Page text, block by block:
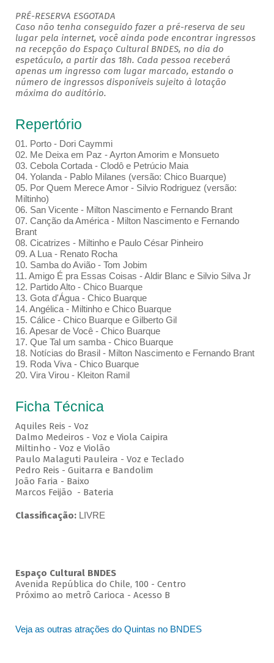
PRÉ-RESERVA ESGOTADA
Caso não tenha conseguido fazer a pré-reserva de seu
lugar pela internet, você ainda pode encontrar ingressos
na recepção do Espaço Cultural BNDES, no dia do
espetáculo, a partir das 18h. Cada pessoa receberá
apenas um ingresso com lugar marcado, estando o
número de ingressos disponíveis sujeito à lotação
máxima do auditório.
Repertório
01. Porto - Dori Caymmi
02. Me Deixa em Paz - Ayrton Amorim e Monsueto
03. Cebola Cortada - Clodô e Petrúcio Maia
04. Yolanda - Pablo Milanes (versão: Chico Buarque)
05. Por Quem Merece Amor - Silvio Rodriguez (versão:
Miltinho)
06. San Vicente - Milton Nascimento e Fernando Brant
07. Canção da América - Milton Nascimento e Fernando
Brant
08. Cicatrizes - Miltinho e Paulo César Pinheiro
09. A Lua - Renato Rocha
10. Samba do Avião - Tom Jobim
11. Amigo É pra Essas Coisas - Aldir Blanc e Silvio Silva Jr
12. Partido Alto - Chico Buarque
13. Gota d'Água - Chico Buarque
14. Angélica - Miltinho e Chico Buarque
15. Cálice - Chico Buarque e Gilberto Gil
16. Apesar de Você - Chico Buarque
17. Que Tal um samba - Chico Buarque
18. Notícias do Brasil - Milton Nascimento e Fernando Brant
19. Roda Viva - Chico Buarque
20. Vira Virou - Kleiton Ramil
Ficha Técnica
Aquiles Reis - Voz
Dalmo Medeiros - Voz e Viola Caipira
Miltinho - Voz e Violão
Paulo Malaguti Pauleira - Voz e Teclado
Pedro Reis - Guitarra e Bandolim
João Faria - Baixo
Marcos Feijão - Bateria
Classificação: LIVRE
Espaço Cultural BNDES
Avenida República do Chile, 100 - Centro
Próximo ao metrô Carioca - Acesso B
Veja as outras atrações do Quintas no BNDES